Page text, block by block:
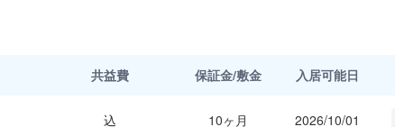
共益費 保証金/敷金 入居可能日
込 10ヶ月 2026/10/01